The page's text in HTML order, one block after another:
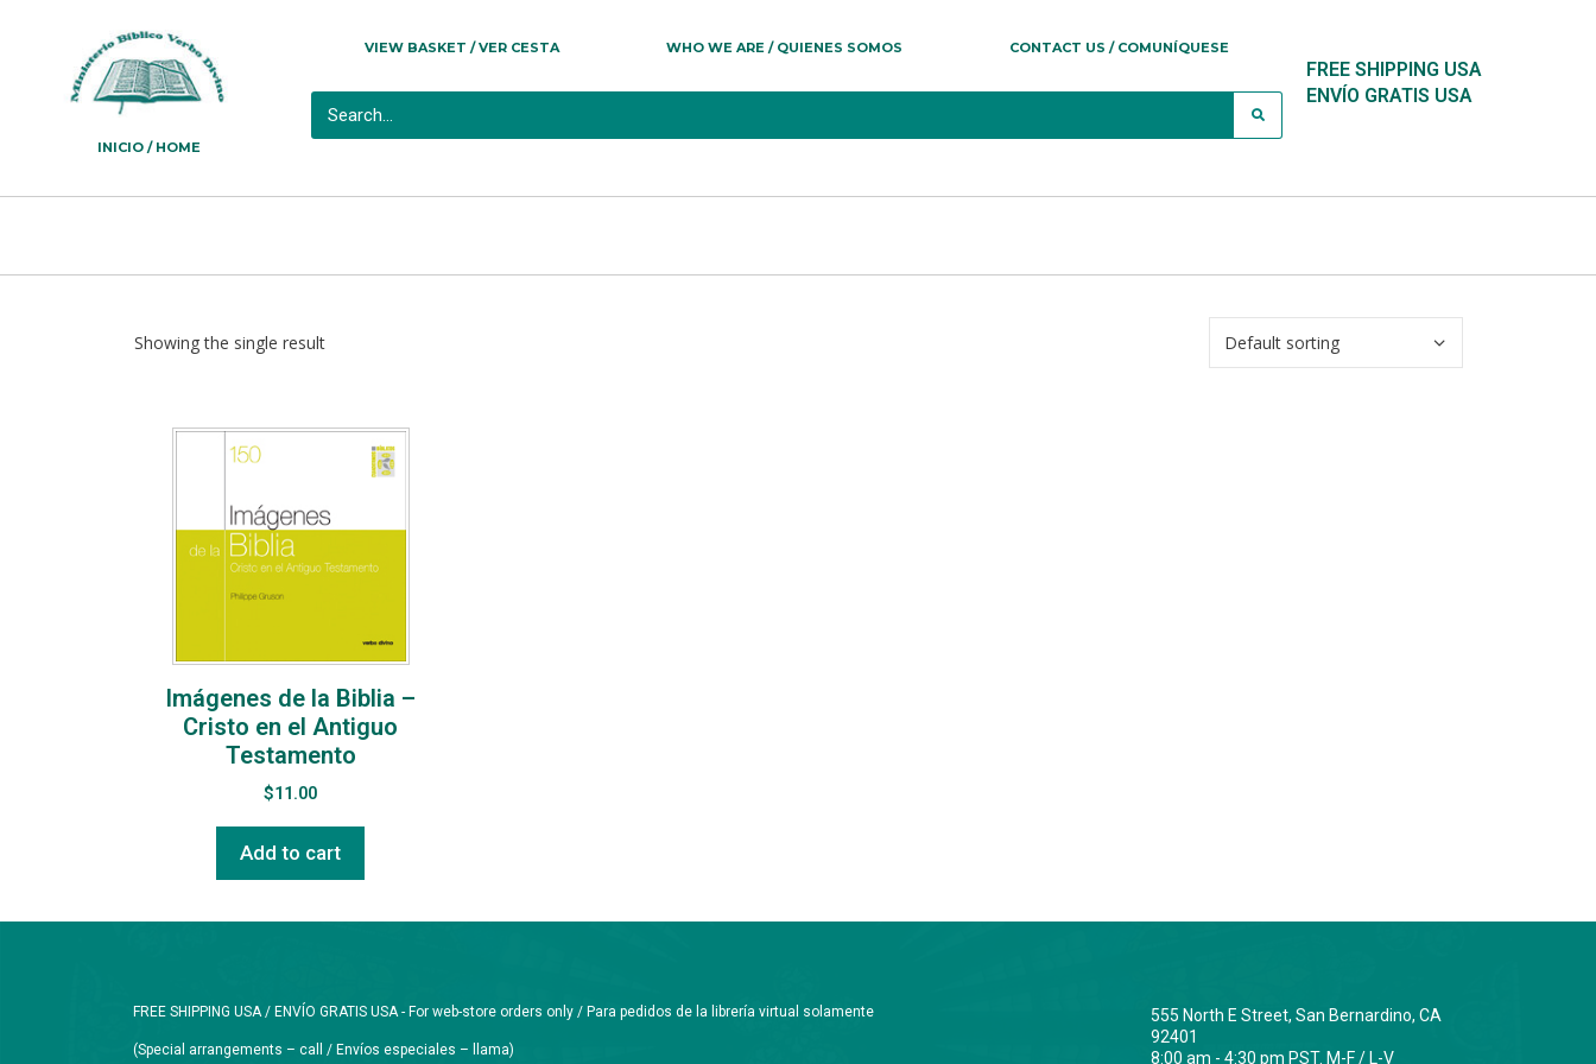
INICIO / HOME
VIEW BASKET / VER CESTA WHO WE ARE / QUIENES SOMOS CONTACT US / COMUNÍQUESE
FREE SHIPPING USA
ENVÍO GRATIS USA
Showing the single result
Imágenes de la Biblia –
Cristo en el Antiguo
Testamento
$11.00
Add to cart
FREE SHIPPING USA / ENVÍO GRATIS USA - For web-store orders only / Para pedidos de la librería virtual solamente
(Special arrangements – call / Envíos especiales – llama)
555 North E Street, San Bernardino, CA
92401
8:00 am - 4:30 pm PST. M-F / L-V